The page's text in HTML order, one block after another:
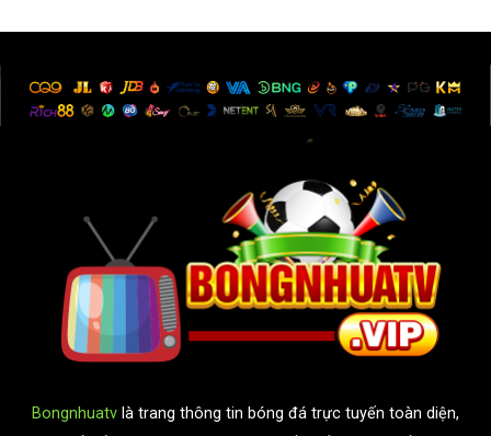
Bongnhuatv là trang thông tin bóng đá trực tuyến toàn diện,